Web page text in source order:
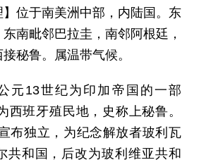
】位于南美洲中部，内陆国。东
南毗邻巴拉圭，南邻阿根廷，
秘鲁。属温带气候。
元13世纪为印加帝国的一部
西班牙殖民地，史称上秘鲁。
布独立，为纪念解放者玻利瓦
共和国，后改为玻利维亚共和